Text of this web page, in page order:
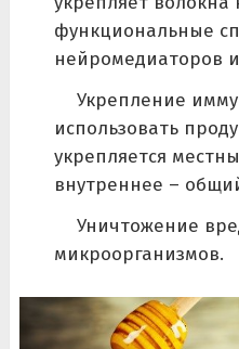
функциональные
нейромедиаторов
Укрепление
использовать
укрепляется
внутреннее –
Уничтожение
микроорганизмов.